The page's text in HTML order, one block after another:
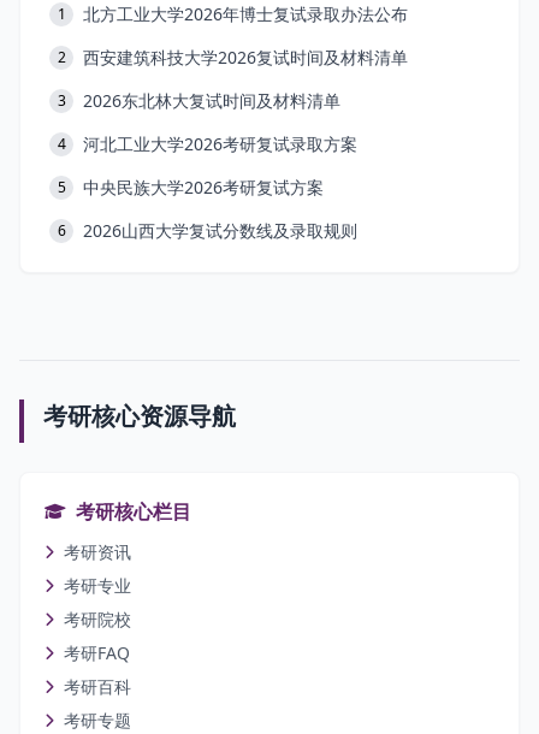
1 北方工业大学2026年博士复试录取办法公布
2 西安建筑科技大学2026复试时间及材料清单
3 2026东北林大复试时间及材料清单
4 河北工业大学2026考研复试录取方案
5 中央民族大学2026考研复试方案
6 2026山西大学复试分数线及录取规则
考研核心资源导航
考研核心栏目
考研资讯
考研专业
考研院校
考研FAQ
考研百科
考研专题